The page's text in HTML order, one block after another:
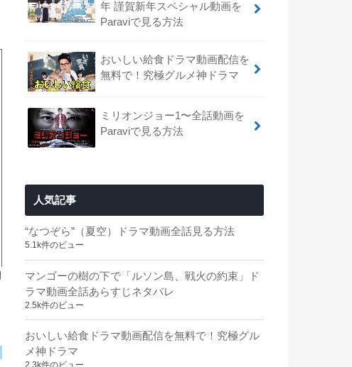
年 謹賀新年スペシャル動画を
Paraviで見る方法
おいしい給食ドラマ動画配信を
無料で！究極グルメ神ドラマ
ミリオンジョー1〜全話動画を
Paraviで見る方法
人気記事
“なつぞら”（夏空）ドラマ動画全話見る方法
5.1k件のビュー
マンゴーの樹の下で「ルソン島、戦火の約束」ド
ラマ動画全話あらすじネタバレ
2.5k件のビュー
おいしい給食ドラマ動画配信を無料で！究極グル
メ神ドラマ
2.3k件のビュー